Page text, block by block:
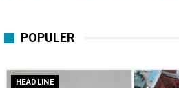
POPULER
HEADLINE